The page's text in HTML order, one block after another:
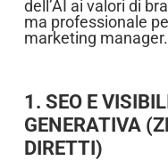
dell’AI ai valori di
ma professionale
marketing manager.
1. SEO E
GENERATIVA
DIRETTI)